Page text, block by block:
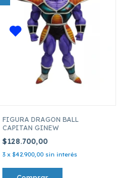
FIGURA DRAGON BALL
CAPITAN GINEW
$128.700,00
3 x $42.900,00 sin interés